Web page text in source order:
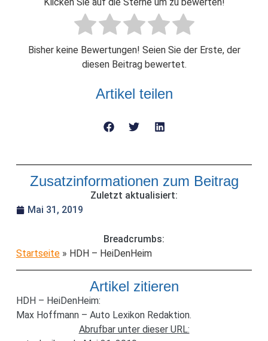
Bisher keine Bewertungen! Seien Sie der Erste, der
diesen Beitrag bewertet.
Artikel teilen
Zusatzinformationen zum Beitrag
Zuletzt aktualisiert:
Mai 31, 2019
Breadcrumbs:
Startseite» HDH – HeiDenHeim
Artikel zitieren
HDH – HeiDenHeim:
Max Hoffmann – Auto Lexikon Redaktion.
Abrufbar unter dieser URL: